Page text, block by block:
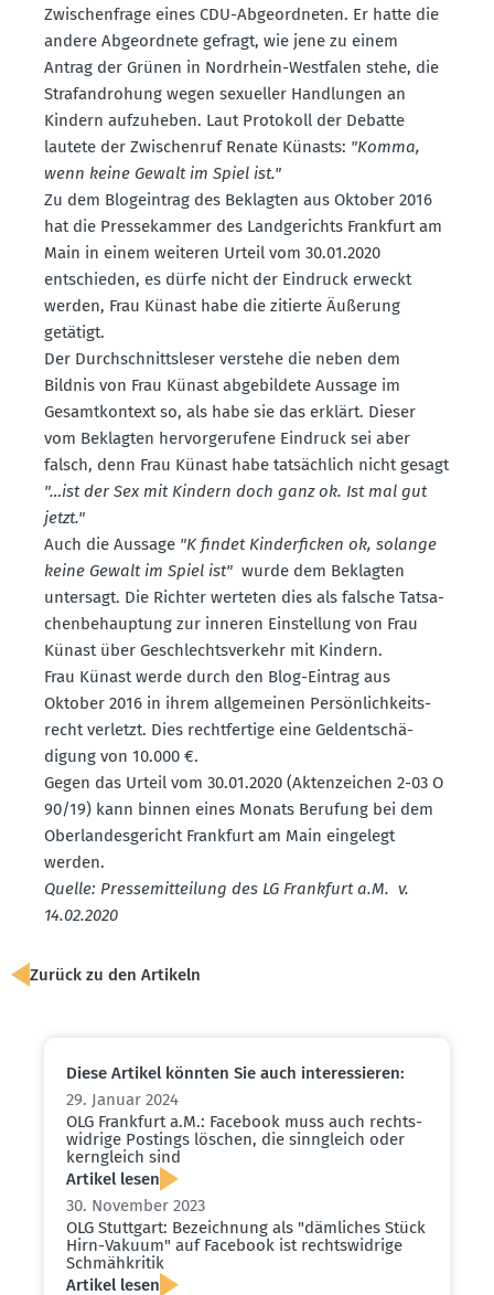
Zwischen­frage eines CDU-Abgeord­neten. Er hatte die
andere Abgeordnete gefragt, wie jene zu einem
Antrag der Grünen in Nordrhein-Westfalen stehe, die
Straf­an­drohung wegen sexueller Handlungen an
Kindern aufzu­heben. Laut Protokoll der Debatte
lautete der Zwischenruf Renate Künasts: "Komma,
wenn keine Gewalt im Spiel ist."
Zu dem Blogeintrag des Beklagten aus Oktober 2016
hat die Presse­kammer des Landge­richts Frankfurt am
Main in einem weiteren Urteil vom 30.01.2020
entschieden, es dürfe nicht der Eindruck erweckt
werden, Frau Künast habe die zitierte Äußerung
getätigt.
Der Durch­schnitts­leser verstehe die neben dem
Bildnis von Frau Künast abgebildete Aussage im
Gesamt­kontext so, als habe sie das erklärt. Dieser
vom Beklagten hervor­ge­rufene Eindruck sei aber
falsch, denn Frau Künast habe tatsächlich nicht gesagt
"…ist der Sex mit Kindern doch ganz ok. Ist mal gut
jetzt."
Auch die Aussage "K findet Kinder­ficken ok, solange
keine Gewalt im Spiel ist" wurde dem Beklagten
untersagt. Die Richter werteten dies als falsche Tatsa­
chen­be­hauptung zur inneren Einstellung von Frau
Künast über Geschlechts­verkehr mit Kindern.
Frau Künast werde durch den Blog-Eintrag aus
Oktober 2016 in ihrem allge­meinen Persön­lich­keits­
recht verletzt. Dies recht­fertige eine Geldent­schä­
digung von 10.000 €.
Gegen das Urteil vom 30.01.2020 (Akten­zeichen 2-03 O
90/19) kann binnen eines Monats Berufung bei dem
Oberlan­des­ge­richt Frankfurt am Main eingelegt
werden.
Quelle: Presse­mit­teilung des LG Frankfurt a.M. v.
14.02.2020
Zurück zu den Artikeln
Diese Artikel könnten Sie auch inter­es­sieren:
29. Januar 2024
OLG Frankfurt a.M.: Facebook muss auch rechts­
widrige Postings löschen, die sinngleich oder
kerngleich sind
Artikel lesen
30. November 2023
OLG Stuttgart: Bezeichnung als "dämliches Stück
Hirn-Vakuum" auf Facebook ist rechts­widrige
Schmäh­kritik
Artikel lesen